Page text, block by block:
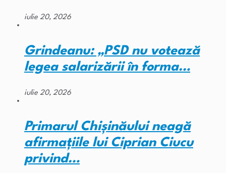
iulie 20, 2026
Grindeanu: „PSD nu votează
legea salarizării în forma…
iulie 20, 2026
Primarul Chişinăului neagă
afirmaţiile lui Ciprian Ciucu
privind…